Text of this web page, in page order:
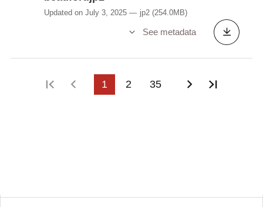
Updated on July 3, 2025 jp2 (254.0MB)
See metadata
First pagePrevious page
1 2 35 Next page